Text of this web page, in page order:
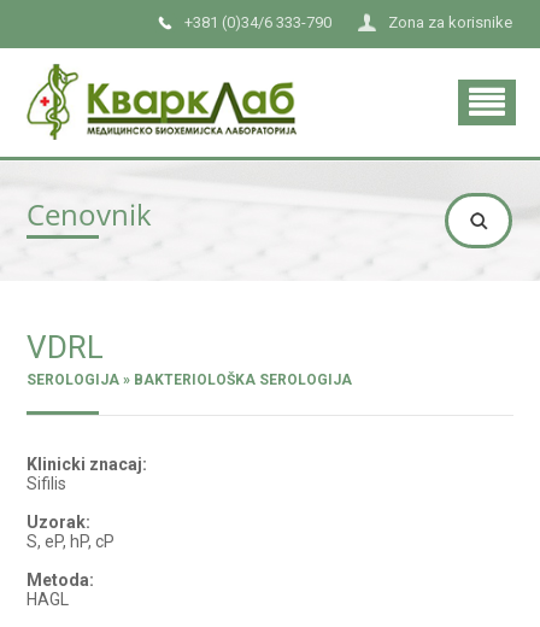
Zona za korisnike
+381 (0)34/6 333-790
Cenovnik
VDRL
SEROLOGIJA » BAKTERIOLOŠKA SEROLOGIJA
Klinicki znacaj:
Sifilis
Uzorak:
S, eP, hP, cP
Metoda:
HAGL